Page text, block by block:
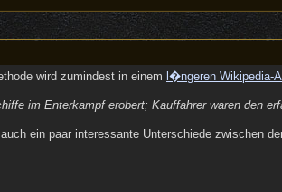
wird zumindest in einem l�ngeren Wikipedia-
im Enterkampf erobert; Kauffahrer waren den
auch ein paar interessante Unterschiede